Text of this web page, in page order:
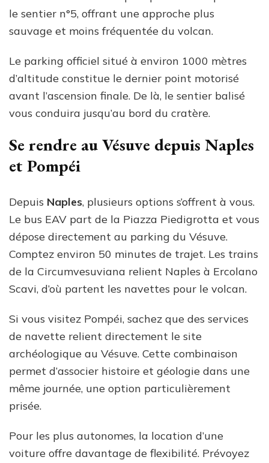
le sentier n°5, offrant une approche plus
sauvage et moins fréquentée du volcan.
Le parking officiel situé à environ 1000 mètres
d’altitude constitue le dernier point motorisé
avant l’ascension finale. De là, le sentier balisé
vous conduira jusqu’au bord du cratère.
Se rendre au Vésuve depuis Naples
et Pompéi
Depuis Naples, plusieurs options s’offrent à vous.
Le bus EAV part de la Piazza Piedigrotta et vous
dépose directement au parking du Vésuve.
Comptez environ 50 minutes de trajet. Les trains
de la Circumvesuviana relient Naples à Ercolano
Scavi, d’où partent les navettes pour le volcan.
Si vous visitez Pompéi, sachez que des services
de navette relient directement le site
archéologique au Vésuve. Cette combinaison
permet d’associer histoire et géologie dans une
même journée, une option particulièrement
prisée.
Pour les plus autonomes, la location d’une
voiture offre davantage de flexibilité. Prévoyez